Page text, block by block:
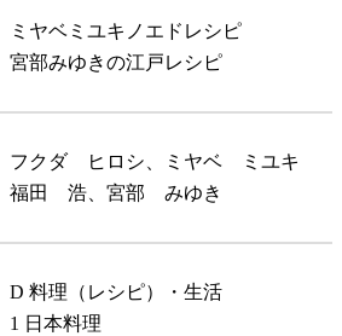
ミヤベミユキノエドレシピ
宮部みゆきの江戸レシピ
フクダ ヒロシ、ミヤベ ミユキ
福田 浩、宮部 みゆき
D 料理（レシピ）・生活
1 日本料理